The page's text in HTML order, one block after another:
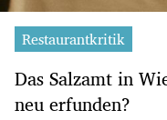
Restaurantkritik
Das Salzamt in
neu erfunden?